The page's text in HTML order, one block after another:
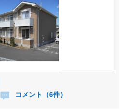
コメント（6件）